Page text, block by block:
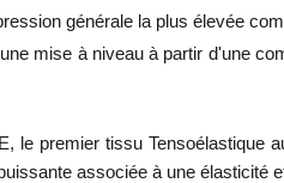
générale la plus élevée
mise à niveau à partir d'une
le premier tissu Tensoélastique
associée à une élasticité